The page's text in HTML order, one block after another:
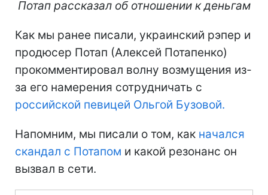
Потап рассказал об отношении к деньгам
Как мы ранее писали, украинский рэпер и
продюсер Потап (Алексей Потапенко)
прокомментировал волну возмущения из-
за его намерения сотрудничать с
российской певицей Ольгой Бузовой.
Напомним, мы писали о том, как начался
скандал с Потапом и какой резонанс он
вызвал в сети.